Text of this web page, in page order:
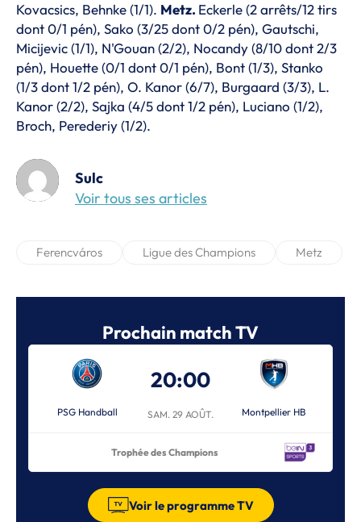
Kovacsics, Behnke (1/1). Metz. Eckerle (2 arrêts/12 tirs
dont 0/1 pén), Sako (3/25 dont 0/2 pén), Gautschi,
Micijevic (1/1), N'Gouan (2/2), Nocandy (8/10 dont 2/3
pén), Houette (0/1 dont 0/1 pén), Bont (1/3), Stanko
(1/3 dont 1/2 pén), O. Kanor (6/7), Burgaard (3/3), L.
Kanor (2/2), Sajka (4/5 dont 1/2 pén), Luciano (1/2),
Broch, Perederiy (1/2).
Sulc
Voir tous ses articles
Ferencváros Ligue des Champions Metz
Prochain match TV
PSG Handball
20:00
SAM. 29 AOÛT. Montpellier HB
Trophée des Champions
Voir le programme TV